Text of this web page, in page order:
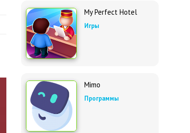
My Perfect Hotel
Игры
Mimo
Программы